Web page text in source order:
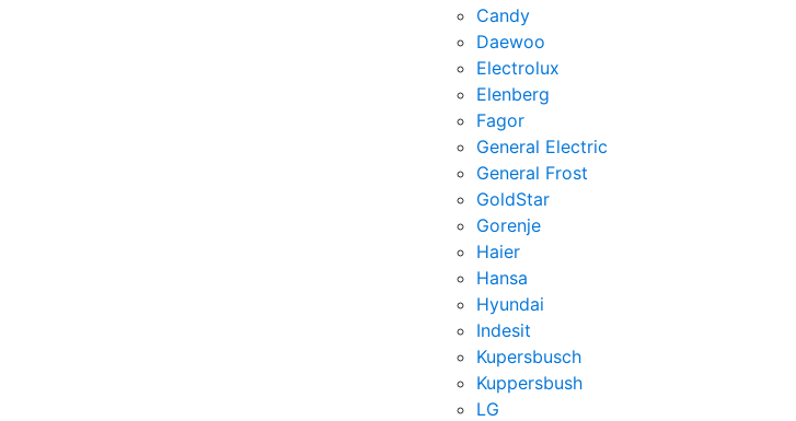
Candy
Daewoo
Electrolux
Elenberg
Fagor
General Electric
General Frost
GoldStar
Gorenje
Haier
Hansa
Hyundai
Indesit
Kupersbusch
Kuppersbush
LG